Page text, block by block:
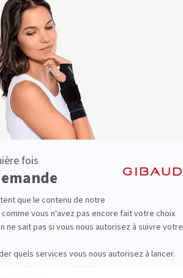
adapté à l’hallux valgus, sans pression,
limiter pression et frottement. Conçue
été développé pour soulager au quotidien
Valgus, qui concerne 38% des femmes de
niveau du premier métatarsien, entraîne
dépasser 40°, luxation complète de
les femmes atteintes de cette
Valgus. Pour ce faire, le spécialiste
leurs besoins et adapter les
aux besoins de ces femmes :
permettent de soutenir les femmes peu
respirants, souples, solides et élégants.
totalement